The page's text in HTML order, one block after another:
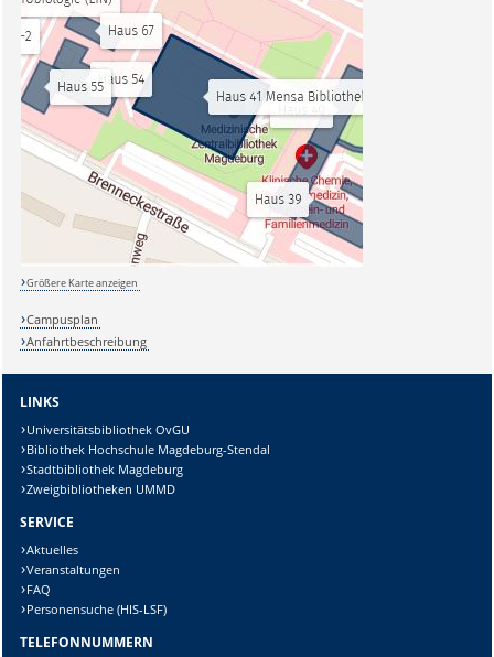
Größere Karte anzeigen
Campusplan
Anfahrtbeschreibung
LINKS
Universitätsbibliothek OvGU
Bibliothek Hochschule Magdeburg-Stendal
Stadtbibliothek Magdeburg
Zweigbibliotheken UMMD
SERVICE
Aktuelles
Veranstaltungen
FAQ
Personensuche (HIS-LSF)
TELEFONNUMMERN